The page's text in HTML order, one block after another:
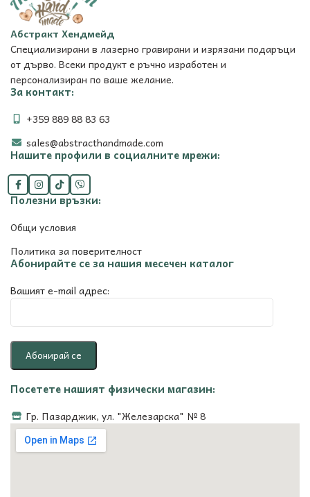
Абстракт Хендмейд
Специализирани в лазерно гравирани и изрязани подаръци
от дърво. Всеки продукт е ръчно изработен и
персонализиран по ваше желание.
За контакт:
+359 889 88 83 63
sales@abstracthandmade.com
Нашите профили в социалните мрежи:
Полезни връзки:
Общи условия
Политика за поверителност
Абонирайте се за нашия месечен каталог
Вашият e-mail адрес:
Посетете нашият физически магазин:
Гр. Пазарджик, ул. "Железарска" № 8